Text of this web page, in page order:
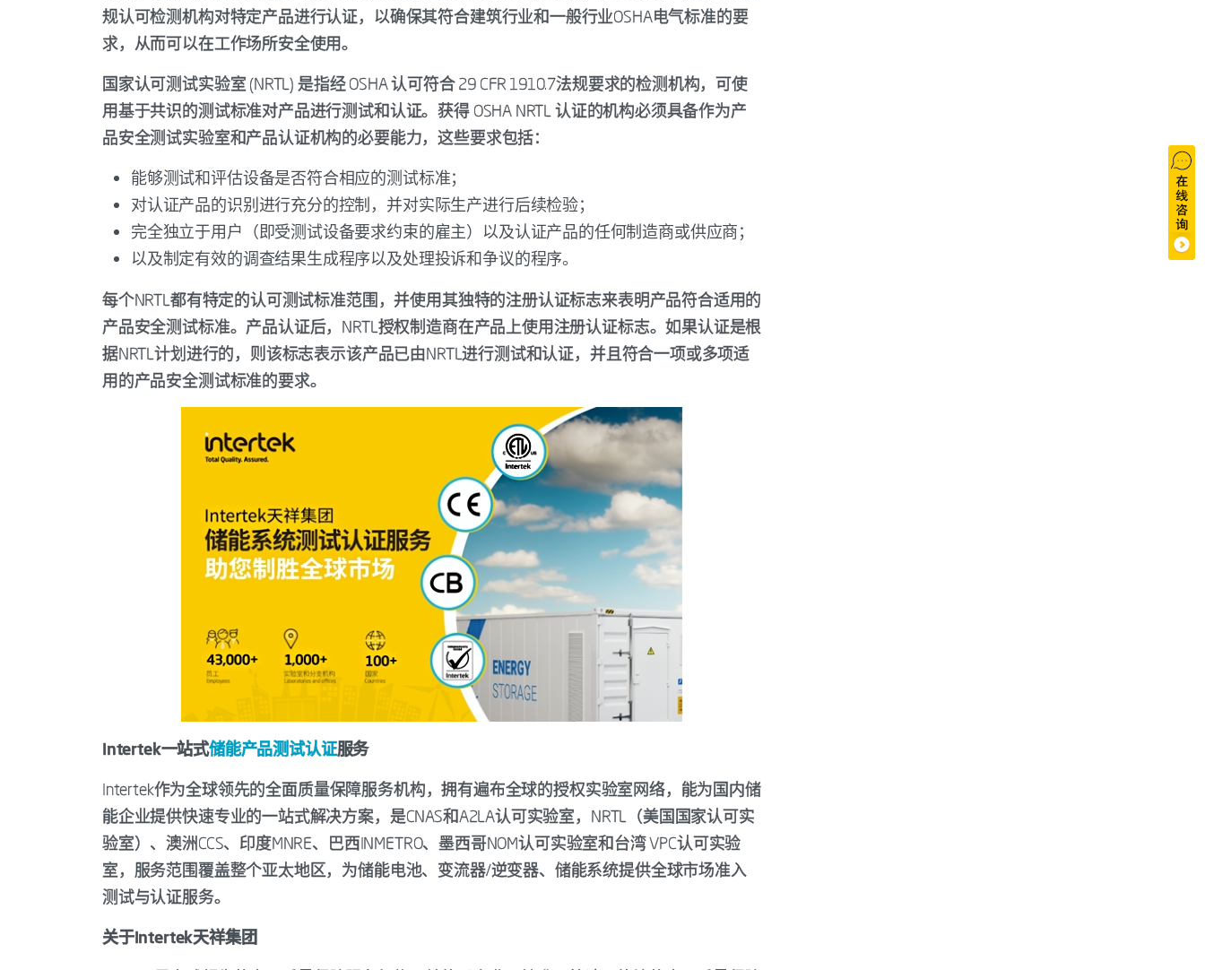
规认可检测机构对特定产品进行认证，以确保其符合建筑行业和一般行业OSHA电气标准的要
求，从而可以在工作场所安全使用。
国家认可测试实验室 (NRTL) 是指经 OSHA 认可符合 29 CFR 1910.7法规要求的检测机构，可使
用基于共识的测试标准对产品进行测试和认证。获得 OSHA NRTL 认证的机构必须具备作为产
品安全测试实验室和产品认证机构的必要能力，这些要求包括：
能够测试和评估设备是否符合相应的测试标准；
对认证产品的识别进行充分的控制，并对实际生产进行后续检验；
完全独立于用户（即受测试设备要求约束的雇主）以及认证产品的任何制造商或供应商；
以及制定有效的调查结果生成程序以及处理投诉和争议的程序。
每个NRTL都有特定的认可测试标准范围，并使用其独特的注册认证标志来表明产品符合适用的
产品安全测试标准。产品认证后，NRTL授权制造商在产品上使用注册认证标志。如果认证是根
据NRTL计划进行的，则该标志表示该产品已由NRTL进行测试和认证，并且符合一项或多项适
用的产品安全测试标准的要求。
Intertek一站式储能产品测试认证服务
Intertek作为全球领先的全面质量保障服务机构，拥有遍布全球的授权实验室网络，能为国内储
能企业提供快速专业的一站式解决方案，是CNAS和A2LA认可实验室，NRTL（美国国家认可实
验室）、澳洲CCS、印度MNRE、巴西INMETRO、墨西哥NOM认可实验室和台湾 VPC认可实验
室，服务范围覆盖整个亚太地区，为储能电池、变流器/逆变器、储能系统提供全球市场准入
测试与认证服务。
关于Intertek天祥集团